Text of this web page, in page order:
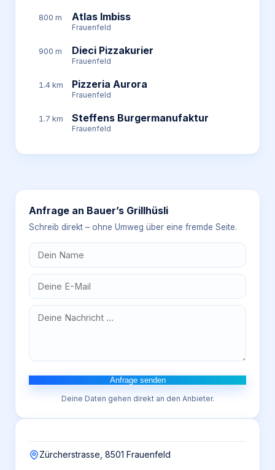
800 m Atlas Imbiss
Frauenfeld
900 m Dieci Pizzakurier
Frauenfeld
1.4 km Pizzeria Aurora
Frauenfeld
1.7 km Steffens Burgermanufaktur
Frauenfeld
Anfrage an Bauer’s Grillhüsli
Schreib direkt – ohne Umweg über eine fremde Seite.
Anfrage senden
Deine Daten gehen direkt an den Anbieter.
Zürcherstrasse, 8501 Frauenfeld